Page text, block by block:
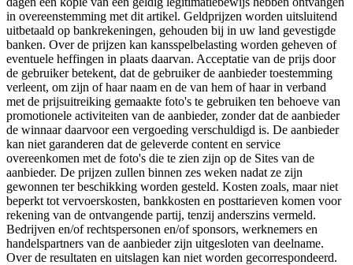
in overeenstemming met dit artikel. Geldprijzen worden uitsluitend
uitbetaald op bankrekeningen, gehouden bij in uw land gevestigde
banken. Over de prijzen kan kansspelbelasting worden geheven of
eventuele heffingen in plaats daarvan. Acceptatie van de prijs door
de gebruiker betekent, dat de gebruiker de aanbieder toestemming
verleent, om zijn of haar naam en de van hem of haar in verband
met de prijsuitreiking gemaakte foto's te gebruiken ten behoeve van
promotionele activiteiten van de aanbieder, zonder dat de aanbieder
de winnaar daarvoor een vergoeding verschuldigd is. De aanbieder
kan niet garanderen dat de geleverde content en service
overeenkomen met de foto's die te zien zijn op de Sites van de
aanbieder. De prijzen zullen binnen zes weken nadat ze zijn
gewonnen ter beschikking worden gesteld. Kosten zoals, maar niet
beperkt tot vervoerskosten, bankkosten en posttarieven komen voor
rekening van de ontvangende partij, tenzij anderszins vermeld.
Bedrijven en/of rechtspersonen en/of sponsors, werknemers en
handelspartners van de aanbieder zijn uitgesloten van deelname.
Over de resultaten en uitslagen kan niet worden gecorrespondeerd.